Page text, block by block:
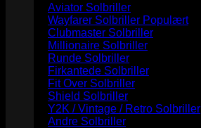
Aviator Solbriller
Wayfarer Solbriller
Clubmaster Solbriller
Millionaire Solbriller
Runde Solbriller
Firkantede Solbriller
Fit Over Solbriller
Shield Solbriller
Y2K / Vintage / Retro Solbriller
Andre Solbriller